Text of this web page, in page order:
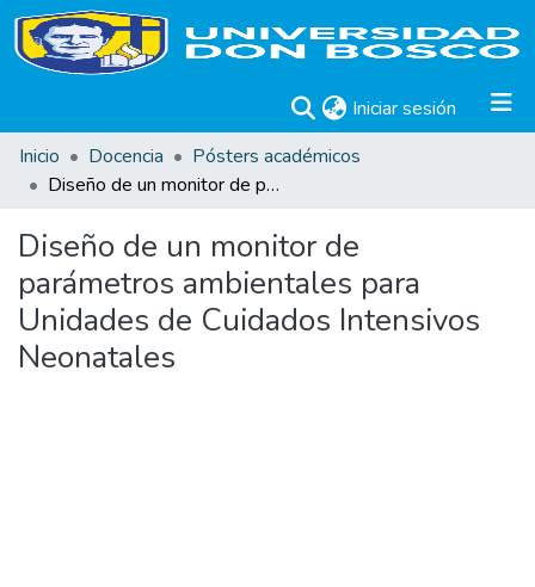
Iniciar sesión (current)
Inicio
Docencia
Pósters académicos
Diseño de un monitor de parámetros ambientales para Unidades de Cuidados Intensivos Neonatales
Diseño de un monitor de
parámetros ambientales para
Unidades de Cuidados Intensivos
Neonatales